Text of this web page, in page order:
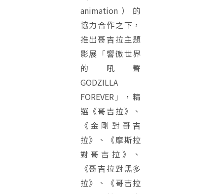
animation）的
協力合作之下，
推出哥吉拉主題
影展「響徹世界
的吼聲
GODZILLA
FOREVER」，精
選《哥吉拉》、
《金剛對哥吉
拉》、《摩斯拉
對哥吉拉》、
《哥吉拉對黑多
拉》、《哥吉拉